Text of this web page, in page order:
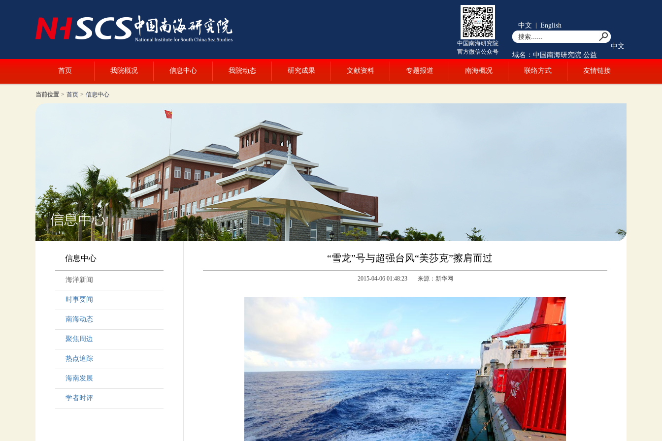
中国南海研究院
官方微信公众号
中文 | English
中文
域名：中国南海研究院.公益
首页 我院概况 信息中心 我院动态 研究成果 文献资料 专题报道 南海概况 联络方式 友情链接
当前位置 > 首页 > 信息中心
信息中心
海洋新闻
时事要闻
南海动态
聚焦周边
热点追踪
海南发展
学者时评
“雪龙”号与超强台风“美莎克”擦肩而过
2015-04-06 01:48:23 来源：新华网